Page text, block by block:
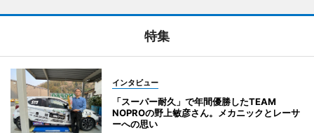
特集
インタビュー
「スーパー耐久」で年間優勝したTEAM
NOPROの野上敏彦さん。メカニックとレーサ
ーへの思い